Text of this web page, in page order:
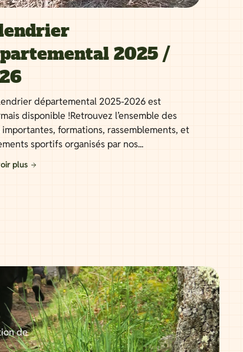
2025 /
départemental 2025-2026 est
disponible !Retrouvez l’ensemble des
formations, rassemblements, et
sportifs organisés par nos...
plus
de